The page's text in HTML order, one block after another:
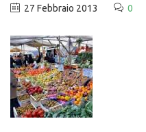
27 Febbraio 2013 0